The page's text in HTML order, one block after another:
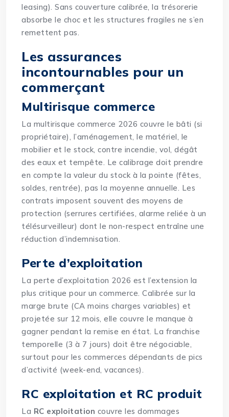
leasing). Sans couverture calibrée, la trésorerie
absorbe le choc et les structures fragiles ne s’en
remettent pas.
Les assurances
incontournables pour un
commerçant
Multirisque commerce
La multirisque commerce 2026 couvre le bâti (si
propriétaire), l’aménagement, le matériel, le
mobilier et le stock, contre incendie, vol, dégât
des eaux et tempête. Le calibrage doit prendre
en compte la valeur du stock à la pointe (fêtes,
soldes, rentrée), pas la moyenne annuelle. Les
contrats imposent souvent des moyens de
protection (serrures certifiées, alarme reliée à un
télésurveilleur) dont le non-respect entraîne une
réduction d’indemnisation.
Perte d’exploitation
La perte d’exploitation 2026 est l’extension la
plus critique pour un commerce. Calibrée sur la
marge brute (CA moins charges variables) et
projetée sur 12 mois, elle couvre le manque à
gagner pendant la remise en état. La franchise
temporelle (3 à 7 jours) doit être négociable,
surtout pour les commerces dépendants de pics
d’activité (week-end, vacances).
RC exploitation et RC produit
La RC exploitation couvre les dommages